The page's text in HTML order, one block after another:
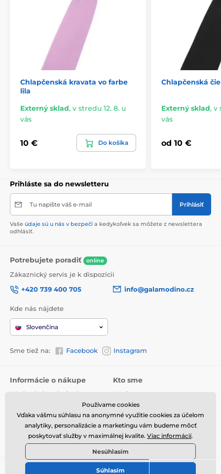
Chlapčenská kravata vo farbe
lila
Externý sklad, v stredu 12. 8. u
vás
10 € Do košíka
Chlapčenská
Externý sklad, v
vás
od 10 €
Prihláste sa do newsletteru
Tu napíšte váš e-mail Prihlásiť
Vaše údaje sú u nás v bezpečí a kedykoľvek sa môžete z newslettera
odhlásiť.
Potrebujete poradiť online
Zákaznický servis je k dispozícii
+420 739 400 705
info@galamodino.cz
Kde nás nájdete
Slovenčina
Sme tiež na: Facebook Instagram
Informácie o nákupe
Obchodné podmienky
Vrátenie tovaru a reklamácie
Online vrátenie a reklamácia
Kto sme
O nás
Kontaktné údaje
Ochrana osobných údajov
Spolupráca s Galamodino
© 2026 www.galamodino.sk ⦁ E-shop vytvorila
Používame cookies
Vďaka vášmu súhlasu na anonymné využitie cookies za účelom
analytiky, personalizácie a marketingu vám budeme môcť
poskytovať služby v maximálnej kvalite. Viac informácií.
Nesúhlasím
Súhlasím